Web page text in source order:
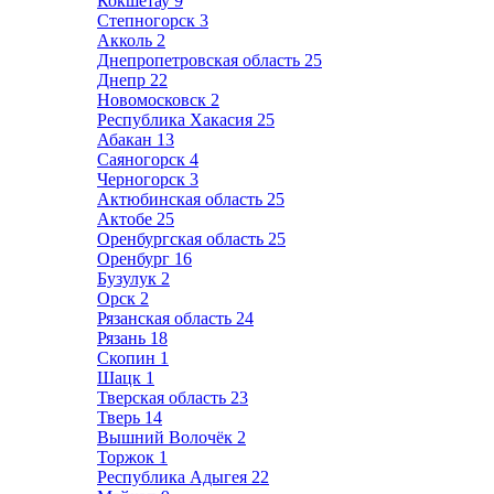
Степногорск 3
Акколь 2
Днепропетровская область 25
Днепр 22
Новомосковск 2
Республика Хакасия 25
Абакан 13
Саяногорск 4
Черногорск 3
Актюбинская область 25
Актобе 25
Оренбургская область 25
Оренбург 16
Бузулук 2
Орск 2
Рязанская область 24
Рязань 18
Скопин 1
Шацк 1
Тверская область 23
Тверь 14
Вышний Волочёк 2
Торжок 1
Республика Адыгея 22